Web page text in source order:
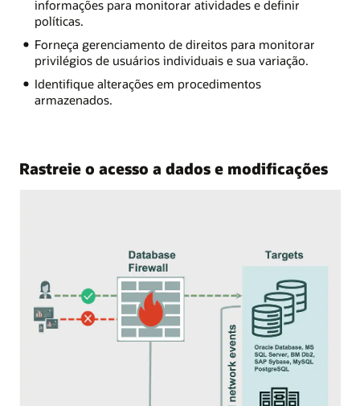
informações para monitorar atividades e definir
políticas.
Forneça gerenciamento de direitos para monitorar
privilégios de usuários individuais e sua variação.
Identifique alterações em procedimentos
armazenados.
Rastreie o acesso a dados e modificações